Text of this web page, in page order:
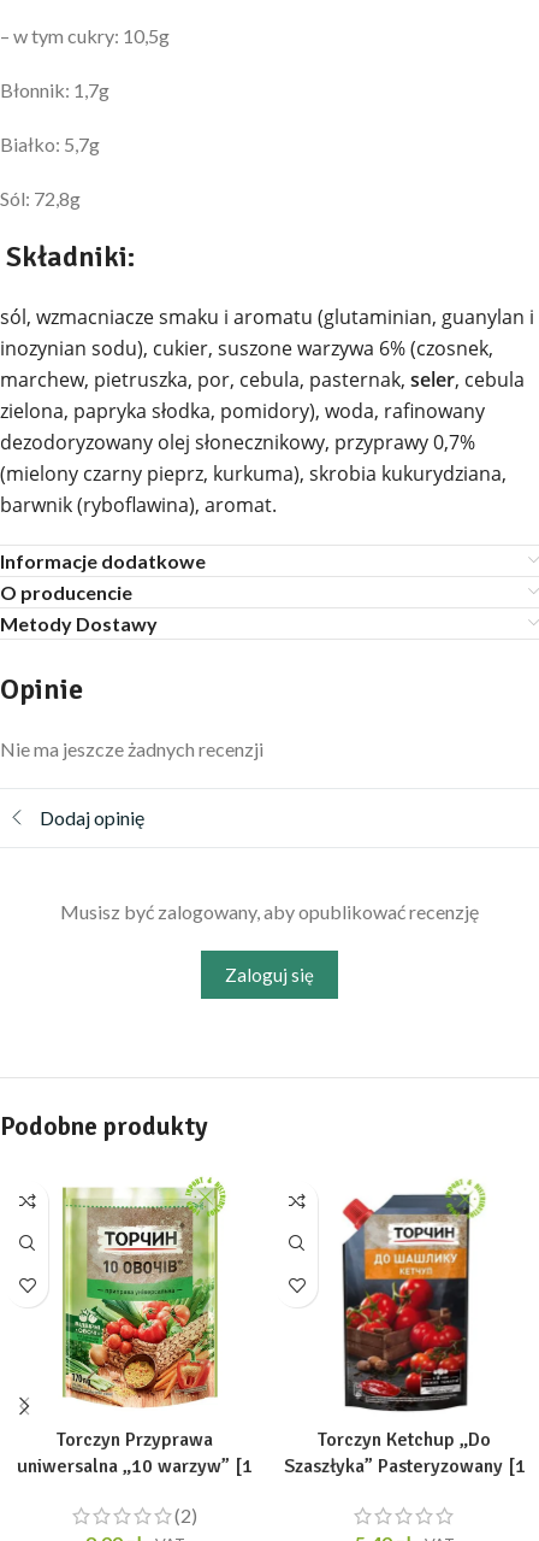
– w tym cukry: 10,5g
Błonnik: 1,7g
Białko: 5,7g
Sól: 72,8g
Składniki:
sól, wzmacniacze smaku i aromatu (glutaminian, guanylan i
inozynian sodu), cukier, suszone warzywa 6% (czosnek,
marchew, pietruszka, por, cebula, pasternak, seler, cebula
zielona, papryka słodka, pomidory), woda, rafinowany
dezodoryzowany olej słonecznikowy, przyprawy 0,7%
(mielony czarny pieprz, kurkuma), skrobia kukurydziana,
barwnik (ryboflawina), aromat.
Informacje dodatkowe
O producencie
Metody Dostawy
Opinie
Nie ma jeszcze żadnych recenzji
Dodaj opinię
Musisz być zalogowany, aby opublikować recenzję
Zaloguj się
Podobne produkty
Torczyn Przyprawa
uniwersalna „10 warzyw” [1
(2)
Torczyn Ketchup „Do
Szaszłyka” Pasteryzowany [1